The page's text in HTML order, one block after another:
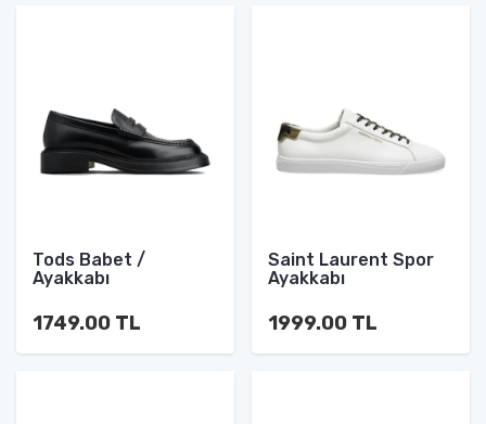
Tods Babet /
Ayakkabı
1749.00 TL
Saint Laurent Spor
Ayakkabı
1999.00 TL